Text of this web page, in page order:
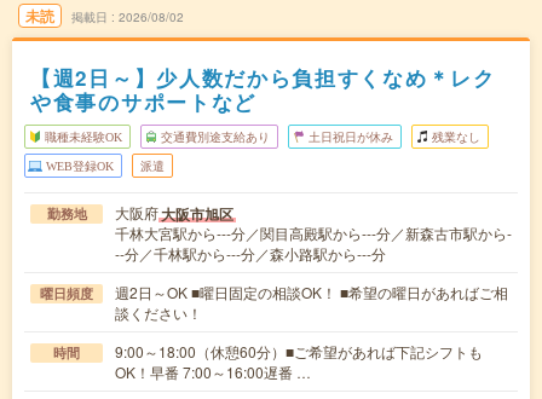
未読 掲載日 2026/08/02
【週2日～】少人数だから負担すくなめ＊レク
や食事のサポートなど
職種未経験OK 交通費別途支給あり 土日祝日が休み 残業なし
WEB登録OK 派遣
勤務地 大阪府大阪市旭区
千林大宮駅から---分／関目高殿駅から---分／新森古市駅から-
--分／千林駅から---分／森小路駅から---分
曜日頻度
週2日～OK ■曜日固定の相談OK！ ■希望の曜日があればご相
談ください！
時間
9:00～18:00（休憩60分）■ご希望があれば下記シフトも
OK！早番 7:00～16:00遅番 …